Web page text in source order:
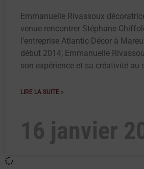
Emmanuelle Rivassoux
venue rencontrer Stéphane
l’entreprise Atlantic Décor à
début 2014, Emmanuelle
son expérience et sa créativité au
LIRE LA SUITE »
16 janvier